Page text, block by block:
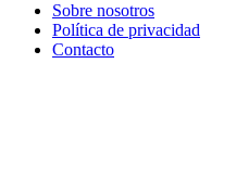
Sobre nosotros
Política de privacidad
Contacto